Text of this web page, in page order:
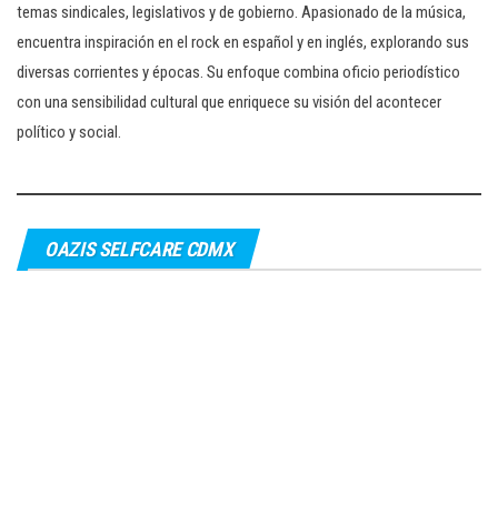
temas sindicales, legislativos y de gobierno. Apasionado de la música,
encuentra inspiración en el rock en español y en inglés, explorando sus
diversas corrientes y épocas. Su enfoque combina oficio periodístico
con una sensibilidad cultural que enriquece su visión del acontecer
político y social.
OAZIS SELFCARE CDMX